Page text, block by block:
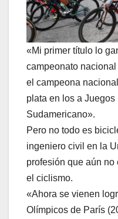
«Mi primer título lo
campeonato
el campeona
plata en los a
Sudamericano».
Pero no todo es
ingeniero civil en la
profesión que aún no
el ciclismo.
«Ahora se vienen
Olímpicos de París